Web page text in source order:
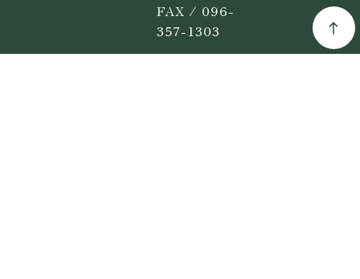
FAX / 096-
357-1303